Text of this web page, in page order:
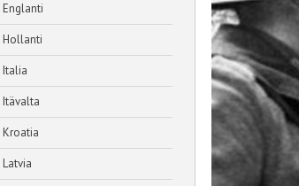
Englanti
Hollanti
Italia
Itävalta
Kroatia
Latvia